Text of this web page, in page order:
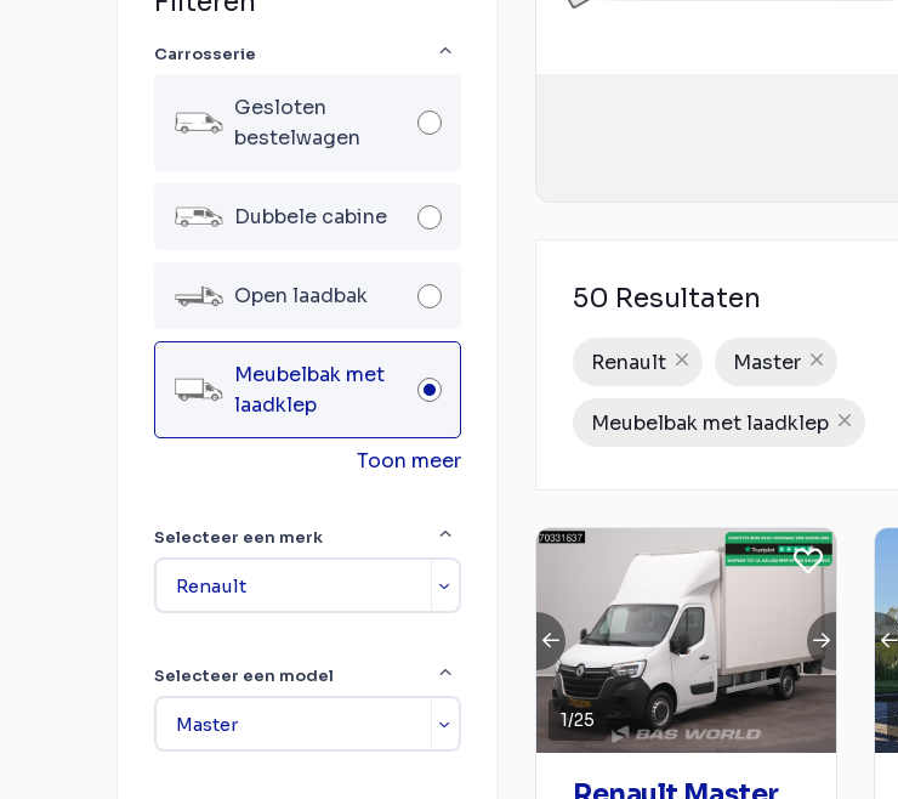
Carrosserie
Gesloten
bestelwagen
Dubbele cabine
Open laadbak
Meubelbak met
laadklep
Toon meer
Selecteer een merk
Selecteer een model
50 Resultaten
Renault Master
Meubelbak met laadklep
1/25